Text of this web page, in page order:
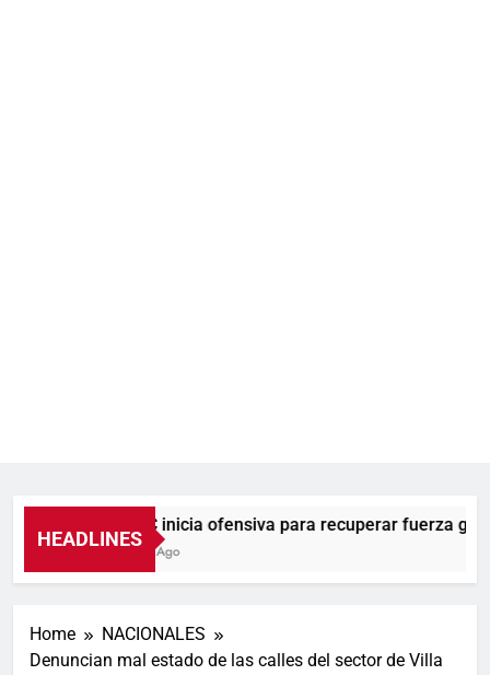
HEADLINES
UNTC inicia ofensiva para recuperar fuerza
1 Hora Ago
Home
NACIONALES
Denuncian mal estado de las calles del sector de Villa